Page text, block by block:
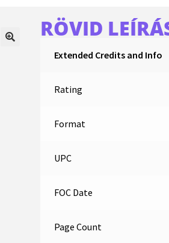
RÖVID
Extended Credits and Info
Rating
Format
UPC
FOC Date
Page Count